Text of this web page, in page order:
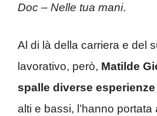
Doc – Nelle tua mani.
Al di là della carriera e del
lavorativo, però, Matilde
spalle diverse
alti e bassi, l’hanno portata